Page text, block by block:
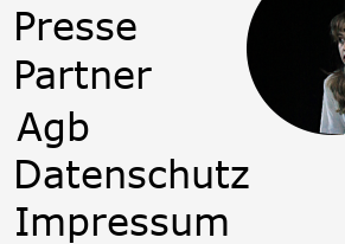
Partner
Agb
Datenschutz
Impressum
Presse